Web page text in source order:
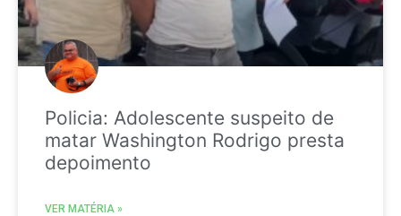
Policia: Adolescente suspeito de
matar Washington Rodrigo presta
depoimento
VER MATÉRIA »